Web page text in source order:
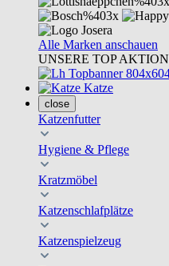
Alle Marken anschauen
UNSERE TOP AKTION
Katze
close
Katzenfutter
Hygiene & Pflege
Kratzmöbel
Katzenschlafplätze
Katzenspielzeug